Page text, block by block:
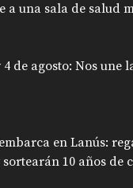
a una sala de salud
de agosto: Nos une
en Lanús:
10 años de